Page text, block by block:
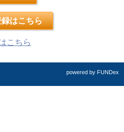
はこちら
こちら
powered by FUNDex